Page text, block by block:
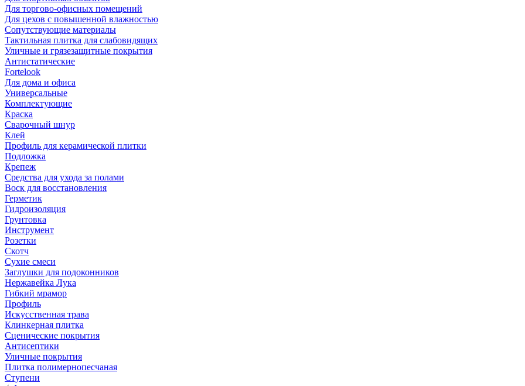
Для торгово-офисных помещений
Для цехов с повышенной влажностью
Сопутствующие материалы
Тактильная плитка для слабовидящих
Уличные и грязезащитные покрытия
Антистатические
Fortelook
Для дома и офиса
Универсальные
Комплектующие
Краска
Сварочный шнур
Клей
Профиль для керамической плитки
Подложка
Крепеж
Средства для ухода за полами
Воск для восстановления
Герметик
Гидроизоляция
Грунтовка
Инструмент
Розетки
Скотч
Сухие смеси
Заглушки для подоконников
Нержавейка Лука
Гибкий мрамор
Профиль
Искусственная трава
Клинкерная плитка
Сценические покрытия
Антисептики
Уличные покрытия
Плитка полимернопесчаная
Ступени